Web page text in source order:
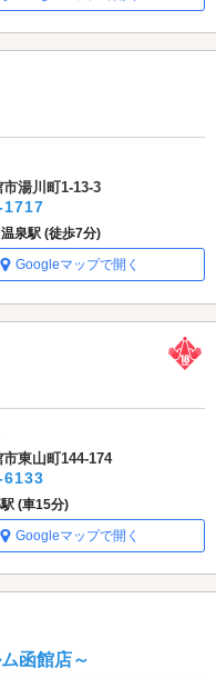
湯川町1-13-3
泉駅 (徒歩7分)
Googleマップで開く
東山町144-174
(車15分)
Googleマップで開く
函館店～